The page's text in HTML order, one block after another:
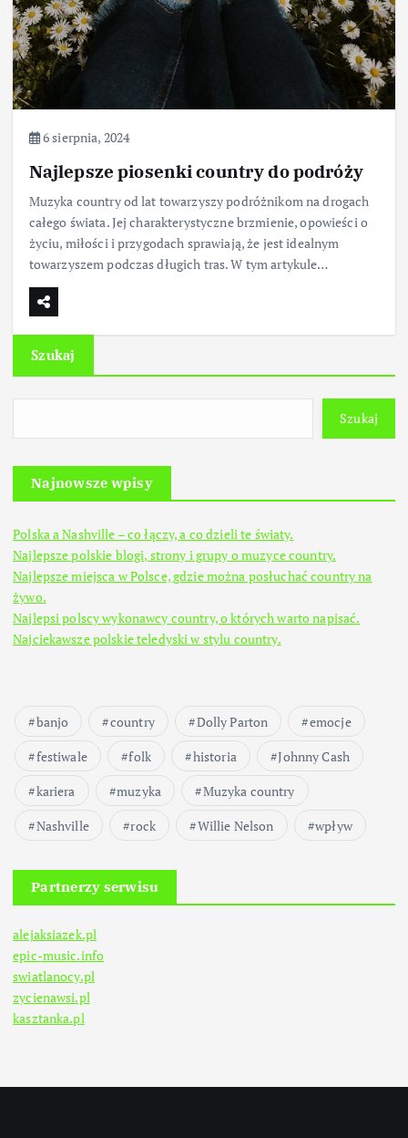
6 sierpnia, 2024
Najlepsze piosenki country do podróży
Muzyka country od lat towarzyszy podróżnikom na drogach
całego świata. Jej charakterystyczne brzmienie, opowieści o
życiu, miłości i przygodach sprawiają, że jest idealnym
towarzyszem podczas długich tras. W tym artykule…
Szukaj
Szukaj
Najnowsze wpisy
Polska a Nashville – co łączy, a co dzieli te światy.
Najlepsze polskie blogi, strony i grupy o muzyce country.
Najlepsze miejsca w Polsce, gdzie można posłuchać country na
żywo.
Najlepsi polscy wykonawcy country, o których warto napisać.
Najciekawsze polskie teledyski w stylu country.
banjo country Dolly Parton
emocje
festiwale
folk historia
Johnny Cash
kariera
muzyka
Muzyka country
Nashville
rock Willie Nelson wpływ
Partnerzy serwisu
alejaksiazek.pl
epic-music.info
swiatlanocy.pl
zycienawsi.pl
kasztanka.pl